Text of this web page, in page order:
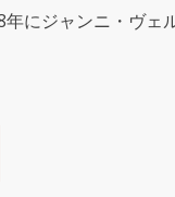
にジャンニ・ヴェ